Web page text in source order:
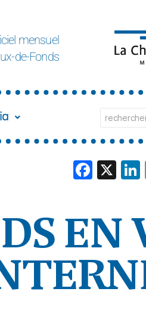
mensuel
de-Fonds
X
EN